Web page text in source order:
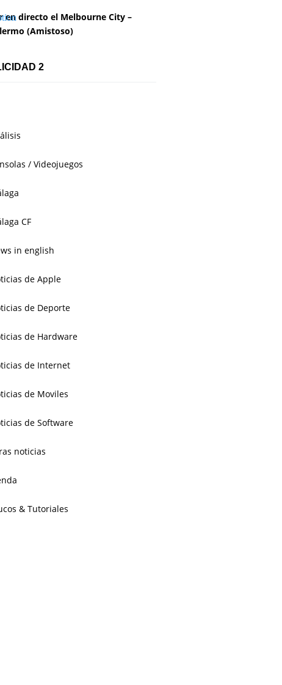
en directo el Melbourne City –
(Amistoso)
2
/ Videojuegos
CF
in english
de Apple
de Deporte
de Hardware
de Internet
de Moviles
de Software
noticias
& Tutoriales